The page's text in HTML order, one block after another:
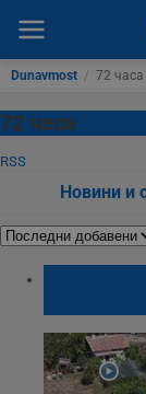
Dunavmost / 72 часа
72 часа
RSS
Новини и